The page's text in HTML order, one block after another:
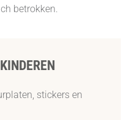
betrokken.
stickers en